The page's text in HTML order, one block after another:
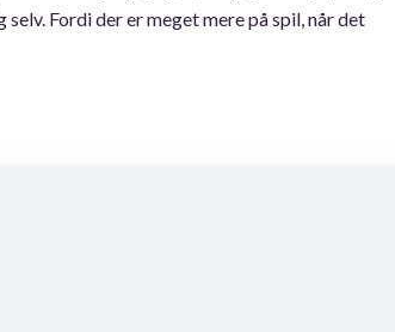
Fordi der er meget mere på spil, når det